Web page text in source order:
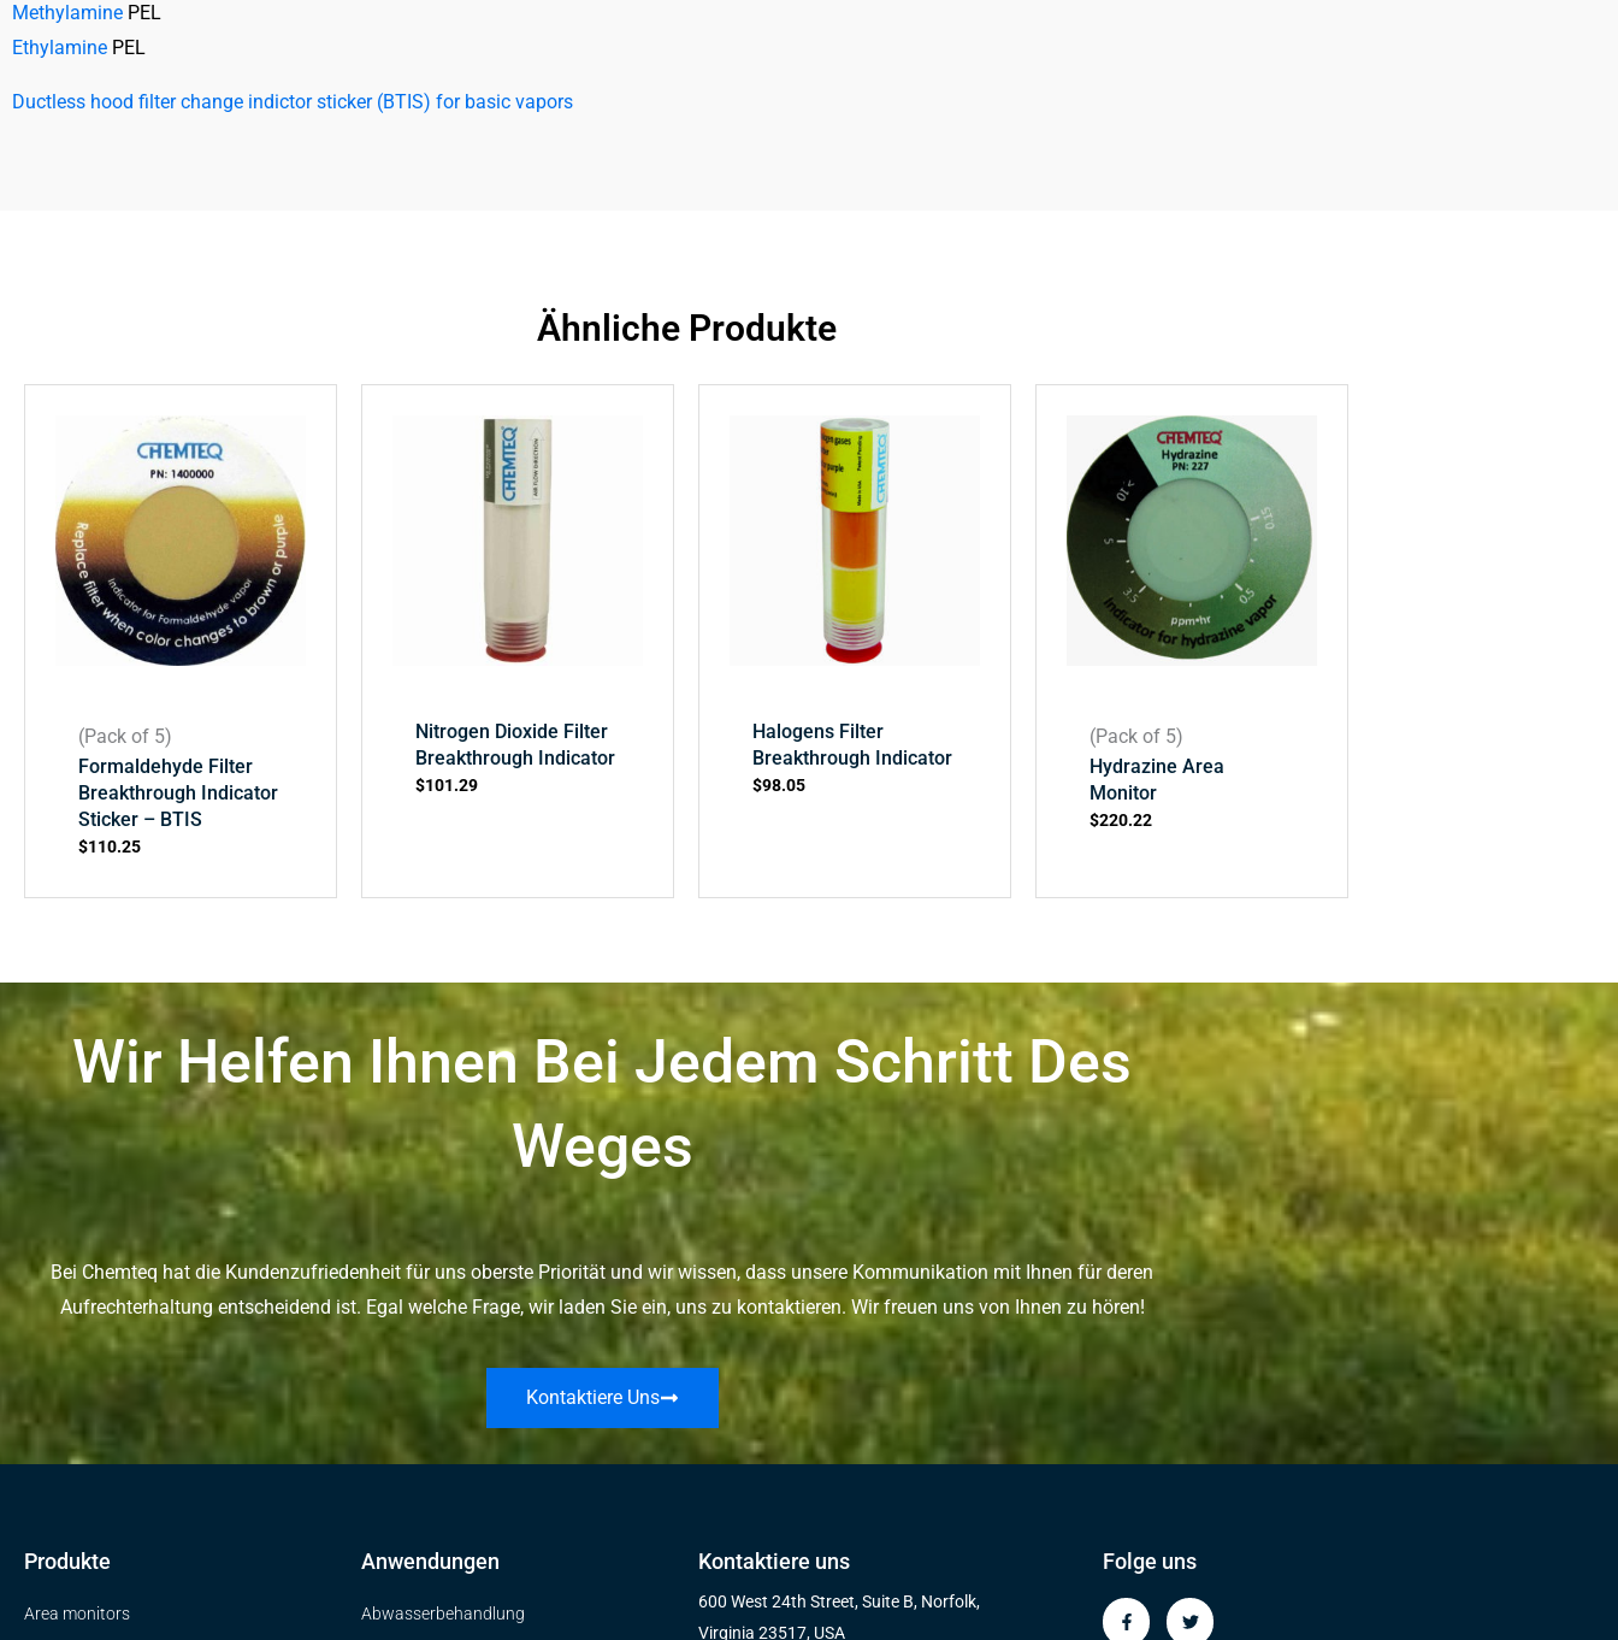
Methylamine PEL
Ethylamine PEL
Ductless hood filter change indictor sticker (BTIS) for basic vapors
Ähnliche Produkte
(Pack of 5)
Formaldehyde Filter
Breakthrough Indicator
Sticker – BTIS
$110.25
Nitrogen Dioxide Filter
Breakthrough Indicator
$101.29
Halogens Filter
Breakthrough Indicator
$98.05
(Pack of 5)
Hydrazine Area
Monitor
$220.22
Wir Helfen Ihnen Bei Jedem Schritt Des
Weges
Bei Chemteq hat die Kundenzufriedenheit für uns oberste Priorität und wir wissen, dass unsere Kommunikation mit Ihnen für deren
Aufrechterhaltung entscheidend ist. Egal welche Frage, wir laden Sie ein, uns zu kontaktieren. Wir freuen uns von Ihnen zu hören!
Kontaktiere Uns
Produkte
Area monitors
Anwendungen
Abwasserbehandlung
Kontaktiere uns
600 West 24th Street, Suite B, Norfolk,
Virginia 23517, USA
Folge uns
F
a
T
w